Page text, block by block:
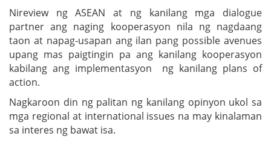
Nireview ng ASEAN at ng kanilang mga dialogue
partner ang naging kooperasyon nila ng nagdaang
taon at napag-usapan ang ilan pang possible avenues
upang mas paigtingin pa ang kanilang kooperasyon
kabilang ang implementasyon ng kanilang plans of
action.
Nagkaroon din ng palitan ng kanilang opinyon ukol sa
mga regional at international issues na may kinalaman
sa interes ng bawat isa.